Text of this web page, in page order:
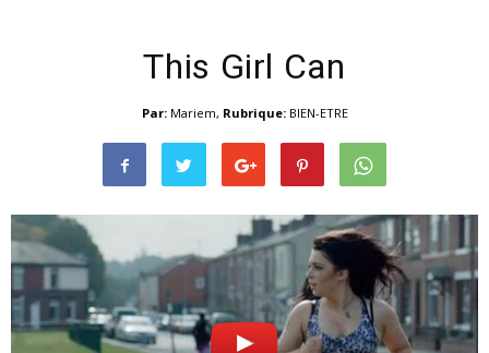
This Girl Can
Par: Mariem, Rubrique: BIEN-ETRE